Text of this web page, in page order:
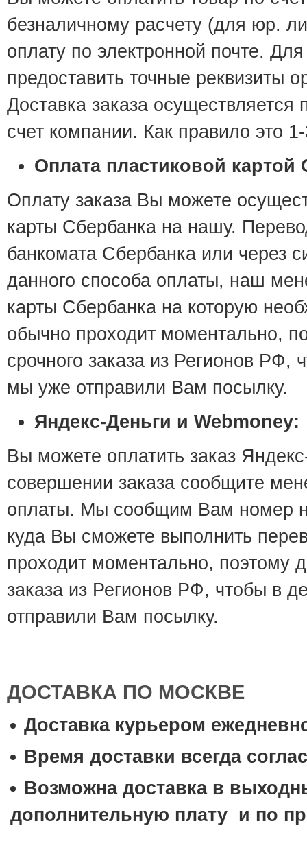
безналичному расчету (для юр.
оплату по электронной почте.
предоставить точные реквизиты
Доставка заказа
счет компании. Как правило это
Оплата пластиковой картой
Оплату заказа Вы можете
карты Сбербанка на нашу.
банкомата Сбербанка или через
данного способа оплаты, наш
карты Сбербанка на которую
обычно проходит моментально,
срочного заказа из Регионов
мы уже отправили Вам посылку.
Яндекс-Деньги и Webmoney:
Вы можете оплатить заказ
совершении заказа сообщите
оплаты. Мы сообщим Вам номер
куда Вы сможете выполнить
проходит моментально, поэтому
заказа из Регионов РФ, чтобы в
отправили Вам посылку.
ДОСТАВКА ПО МОСКВЕ
Доставка курьером
Время доставки всегда
Возможна доставка в
дополнительную плату и по